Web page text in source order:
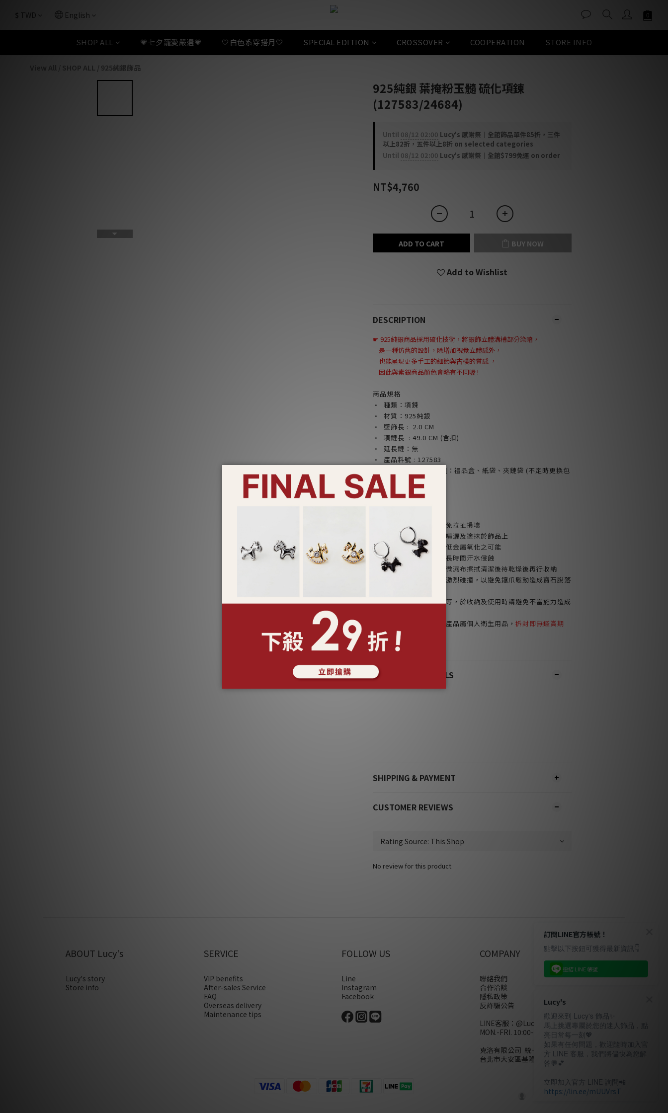
$ TWD English
SHOP ALL 💗七夕寵愛嚴選💗 🤍白色系穿搭月🤍 SPECIAL EDITION CROSSOVER COOPERATION STORE INFO
SHOP ALL / 925純銀飾品
925純銀 葉掩粉玉髓 硫化項鍊
(127583/24684)
Until 08/12 02:00 Lucy's 感謝祭｜全館飾品單件85折，三件
以上82折，五件以上8折 on selected categories
Until 08/12 02:00 Lucy's 感謝祭｜全館$799免運 on order
NT$4,760
ADD TO CART BUY NOW
Add to Wishlist
DESCRIPTION
☛ 925純銀商品採用硫化技術，將銀飾立體溝槽部分染暗，
是一種仿舊的設計， 除增加視覺立體感外，
也能呈現更多手工的細節與古樸的質感 ，
因此與素銀商品顏色會略有不同喔 !
商品規格
· 種類：項鍊
· 材質：925純銀
· 墜飾長 : 2.0 CM
· 項鏈長 : 49.0 CM (含扣)
· 延長鏈：無
· 產品料號 : 127583
· Lucy’s 精美包裝組：禮品盒、紙袋、夾鏈袋 (不定時更換包
裝設計)
*請勿配戴飾品入睡，避免拉扯損壞
*請勿將香水或化學物品噴灑及塗抹於飾品上
*請乾燥密封收納，以減低金屬氧化之可能
*合金材質請避免肥皂或長時間汗水侵蝕
*飾品遭遇汗水時，請以微濕布擦拭清潔後待乾燥後再行收納
*鑲工寶石類產品請避免激烈碰撞，以避免鑲爪鬆動造成寶石脫落
*特殊製程之鍊身如蛇鍊等，於收納及使用時請避免不當施力造成
*依照消保法，針式耳環產品屬個人衛生用品， 拆封即無鑑賞期
ADDITIONAL DETAILS
SHIPPING & PAYMENT
CUSTOMER REVIEWS
No review for this product
ABOUT Lucy's
Lucy's story
Store info
SERVICE
VIP benefits
After-sales Service
FAQ
Overseas delivery
Maintenance tips
FOLLOW US
Line
Instagram
Facebook
COMPANY
聯絡我們
合作洽談
隱私政策
反詐騙公告
LINE客服： @Lucys
MON.-FRI. 10:00-18:00(不含例假日)
克洛有限公司 統一編號28858320
台北市大安區基隆路二段110號10樓
訂閱LINE官方帳號！
點擊以下按鈕可獲得最新資訊👇
連結 LINE 帳號
Lucy's
歡迎來到 Lucy's 飾品✨
馬上挑選專屬於您的迷人飾品，點
亮日常每一刻💖
如果有任何問題，歡迎隨時加入官
方 LINE 客服，我們將儘快為您解
答💬💕
立即加入官方 LINE 詢問📲
https://lin.ee/mUUVrsT